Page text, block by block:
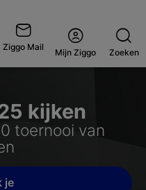
Ziggo Mail Open
Mijn Ziggo
Zoeken
kijken
toernooi van
je